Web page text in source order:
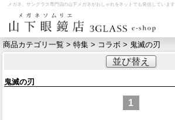
メガネ、サングラス専門店の山下メガネがおしゃれをネットでも発信しています
商品カテゴリ一覧 > 特集 > コラボ > 鬼滅の刃
並び替え
鬼滅の刃
1